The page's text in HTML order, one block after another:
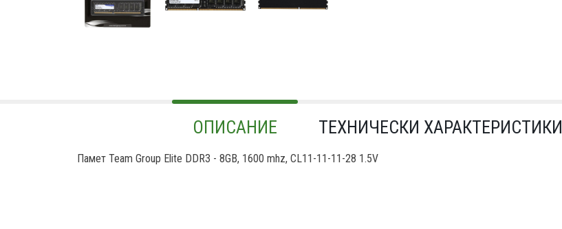
ОПИСАНИЕ ТЕХНИЧЕСКИ ХАРАКТЕРИСТИКИ
Памет Team Group Elite DDR3 - 8GB, 1600 mhz, CL11-11-11-28 1.5V